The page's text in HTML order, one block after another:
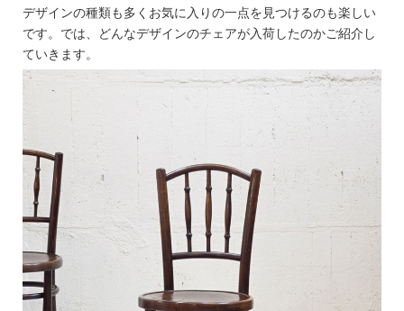
デザインの種類も多くお気に入りの一点を見つけるのも楽しい
です。では、どんなデザインのチェアが入荷したのかご紹介し
ていきます。